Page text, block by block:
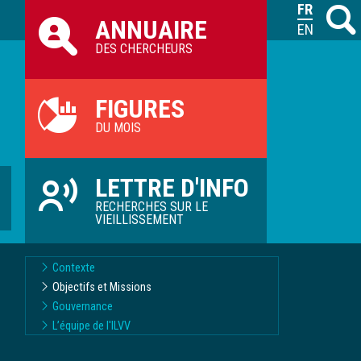
M
ILVV
ANNUAIRE
DES CHERCHEURS
FIGURES
DU MOIS
LETTRE D'INFO
RECHERCHES SUR LE
VIEILLISSEMENT
Contexte
Objectifs et Missions
Gouvernance
L’équipe de l'ILVV
FRANÇAIS
ENGLISH